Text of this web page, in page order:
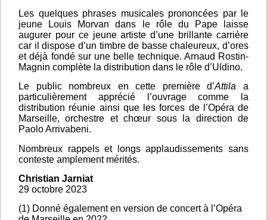
Les quelques phrases musicales prononcées par le
jeune Louis Morvan dans le rôle du Pape laisse
augurer pour ce jeune artiste d’une brillante carrière
car il dispose d’un timbre de basse chaleureux, d’ores
et déjà fondé sur une belle technique. Arnaud Rostin-
Magnin complète la distribution dans le rôle d’Uldino.
Le public nombreux en cette première d’Attila a
particulièrement apprécié l’ouvrage comme la
distribution réunie ainsi que les forces de l’Opéra de
Marseille, orchestre et chœur sous la direction de
Paolo Arrivabeni.
Nombreux rappels et longs applaudissements sans
conteste amplement mérités.
Christian Jarniat
29 octobre 2023
(1) Donné également en version de concert à l’Opéra